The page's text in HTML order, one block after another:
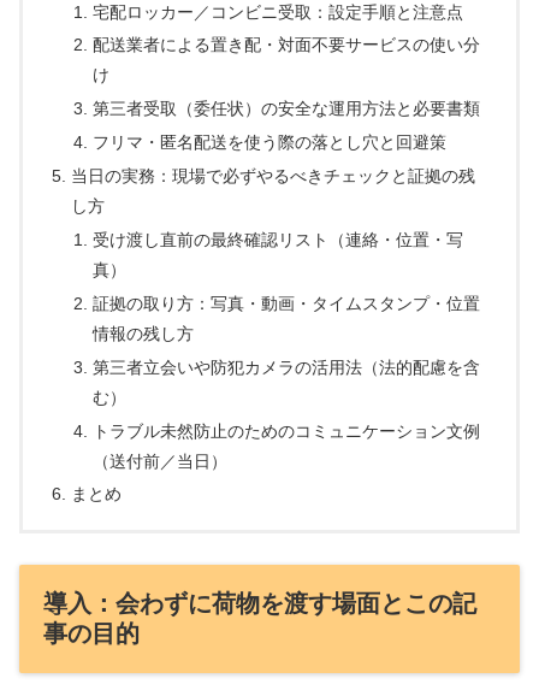
宅配ロッカー／コンビニ受取：設定手順と注意点
配送業者による置き配・対面不要サービスの使い分
け
第三者受取（委任状）の安全な運用方法と必要書類
フリマ・匿名配送を使う際の落とし穴と回避策
当日の実務：現場で必ずやるべきチェックと証拠の残
し方
受け渡し直前の最終確認リスト（連絡・位置・写
真）
証拠の取り方：写真・動画・タイムスタンプ・位置
情報の残し方
第三者立会いや防犯カメラの活用法（法的配慮を含
む）
トラブル未然防止のためのコミュニケーション文例
（送付前／当日）
まとめ
導入：会わずに荷物を渡す場面とこの記
事の目的